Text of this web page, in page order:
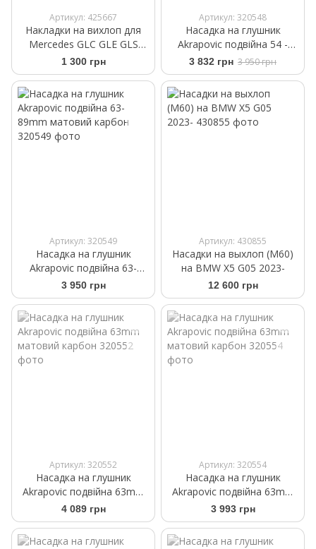
Артикул: 425667
Накладки на вихлоп для
Mercedes GLC GLE GLS
2018- Чорний глянець
1 300 грн
Артикул: 320548
Насадка на глушник
Akrapovic подвійна 54 -
76мм матовий карбон
AL54760313R
3 832 грн 3 950 грн
Артикул: 320549
Насадка на глушник
Akrapovic подвійна 63-
89mm матовий карбон
3 950 грн
Артикул: 430855
Насадки на выхлоп (M60)
на BMW X5 G05 2023-
12 600 грн
Артикул: 320552
Насадка на глушник
Akrapovic подвійна 63mm
матовий карбон
4 089 грн
Артикул: 320554
Насадка на глушник
Akrapovic подвійна 63mm
матовий карбон
3 993 грн